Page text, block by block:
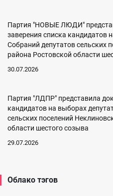
Партия "НОВЫЕ ЛЮДИ"
заверения списка кандидатов
Собраний депутатов сельских
района Ростовской области
30.07.2026
Партия "ЛДПР" представила
кандидатов на выборах
сельских поселений
области шестого созыва
29.07.2026
Облако тэгов